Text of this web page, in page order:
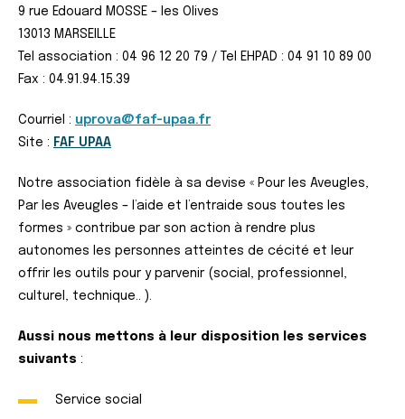
9 rue Edouard MOSSE – les Olives
13013 MARSEILLE
Tel association : 04 96 12 20 79 / Tel EHPAD : 04 91 10 89 00
Fax : 04.91.94.15.39
Courriel : uprova@faf-upaa.fr
Site : FAF UPAA
Notre association fidèle à sa devise « Pour les Aveugles,
Par les Aveugles – l’aide et l’entraide sous toutes les
formes » contribue par son action à rendre plus
autonomes les personnes atteintes de cécité et leur
offrir les outils pour y parvenir (social, professionnel,
culturel, technique.. ).
Aussi nous mettons à leur disposition les services
suivants :
Service social